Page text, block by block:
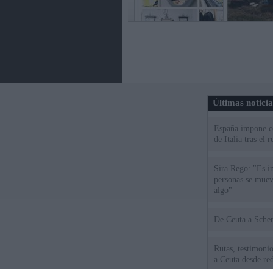
Últimas
España impone
de Italia tras el
Sira Rego: "Es
personas se
algo"
De
Rutas,
a Ceuta desde